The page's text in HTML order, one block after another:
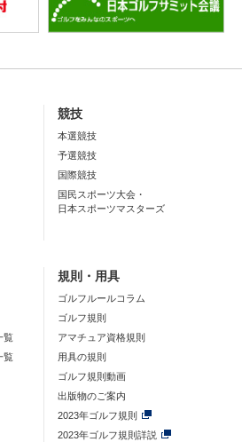
競技
本選競技
予選競技
国際競技
国民スポーツ大会・
日本スポーツマスターズ
覧
覧
規則・用具
ゴルフルールコラム
ゴルフ規則
アマチュア資格規則
用具の規則
ゴルフ規則動画
出版物のご案内
2023年ゴルフ規則
2023年ゴルフ規則詳説